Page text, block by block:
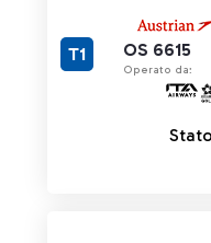
OS 6615
Operato da:
T1